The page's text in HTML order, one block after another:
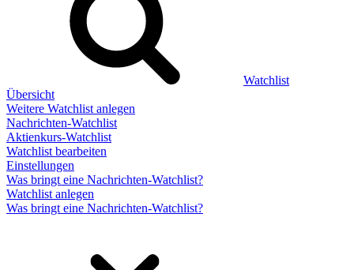
Watchlist
Übersicht
Weitere Watchlist anlegen
Nachrichten-Watchlist
Aktienkurs-Watchlist
Watchlist bearbeiten
Einstellungen
Was bringt eine Nachrichten-Watchlist?
Watchlist anlegen
Was bringt eine Nachrichten-Watchlist?